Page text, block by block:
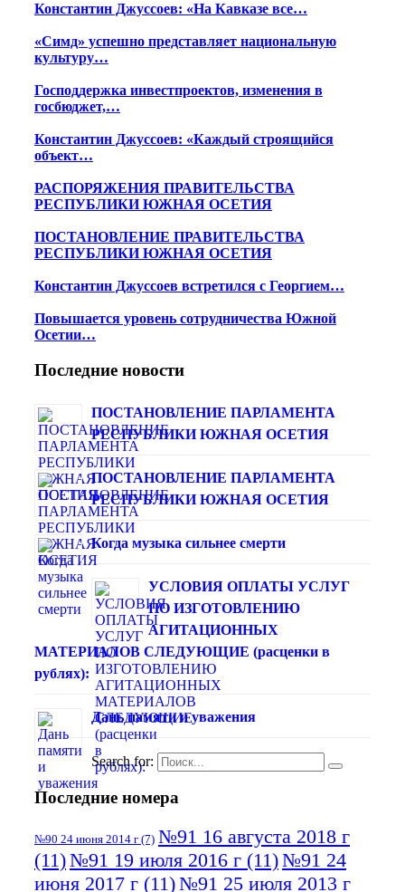
Константин Джуссоев: «На Кавказе все…
«Симд» успешно представляет национальную
культуру…
Господдержка инвестпроектов, изменения в
госбюджет,…
Константин Джуссоев: «Каждый строящийся
объект…
РАСПОРЯЖЕНИЯ ПРАВИТЕЛЬСТВА
РЕСПУБЛИКИ ЮЖНАЯ ОСЕТИЯ
ПОСТАНОВЛЕНИЕ ПРАВИТЕЛЬСТВА
РЕСПУБЛИКИ ЮЖНАЯ ОСЕТИЯ
Константин Джуссоев встретился с Георгием…
Повышается уровень сотрудничества Южной
Осетии…
Последние новости
ПОСТАНОВЛЕНИЕ ПАРЛАМЕНТА
РЕСПУБЛИКИ ЮЖНАЯ ОСЕТИЯ
ПОСТАНОВЛЕНИЕ ПАРЛАМЕНТА
РЕСПУБЛИКИ ЮЖНАЯ ОСЕТИЯ
Когда музыка сильнее смерти
УСЛОВИЯ ОПЛАТЫ УСЛУГ
ПО ИЗГОТОВЛЕНИЮ
АГИТАЦИОННЫХ
МАТЕРИАЛОВ СЛЕДУЮЩИЕ (расценки в
рублях):
Дань памяти и уважения
Search for:
Последние номера
№90 24 июня 2014 г (7) №91 16 августа 2018 г
(11)№91 19 июля 2016 г (11)№91 24
июня 2017 г (11)№91 25 июля 2013 г